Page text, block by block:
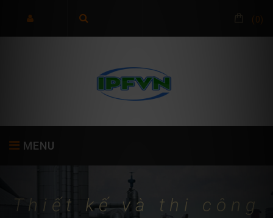
(0)
MENU
TRANG CHỦ GIỚI THIỆU SẢN PHẨM
Thiết kế và thi công